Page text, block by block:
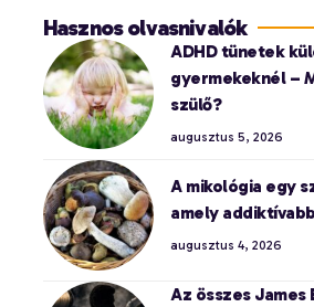
Hasznos olvasnivalók
ADHD tünetek
gyermekeknél –
szülő?
augusztus 5, 2026
A mikológia egy
amely
augusztus 4, 2026
Az összes James